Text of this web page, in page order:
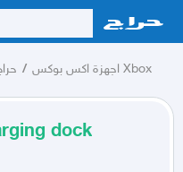
/ اجهزة اكس بوكس Xbox
dock